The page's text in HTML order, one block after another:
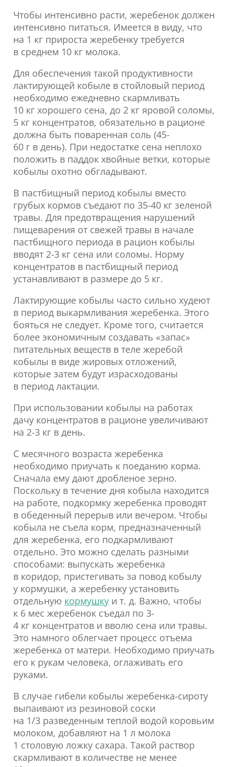
Чтобы интенсивно расти, жеребенок должен
интенсивно питаться. Имеется в виду, что
на 1 кг прироста жеребенку требуется
в среднем 10 кг молока.
Для обеспечения такой продуктивности
лактирующей кобыле в стойловый период
необходимо ежедневно скармливать
10 кг хорошего сена, до 2 кг яровой соломы,
5 кг концентратов, обязательно в рационе
должна быть поваренная соль (45-
60 г в день). При недостатке сена неплохо
положить в паддок хвойные ветки, которые
кобылы охотно обгладывают.
В пастбищный период кобылы вместо
грубых кормов съедают по 35-40 кг зеленой
травы. Для предотвращения нарушений
пищеварения от свежей травы в начале
пастбищного периода в рацион кобылы
вводят 2-3 кг сена или соломы. Норму
концентратов в пастбищный период
устанавливают в размере до 5 кг.
Лактирующие кобылы часто сильно худеют
в период выкармливания жеребенка. Этого
бояться не следует. Кроме того, считается
более экономичным создавать «запас»
питательных веществ в теле жеребой
кобылы в виде жировых отложений,
которые затем будут израсходованы
в период лактации.
При использовании кобылы на работах
дачу концентратов в рационе увеличивают
на 2-3 кг в день.
С месячного возраста жеребенка
необходимо приучать к поеданию корма.
Сначала ему дают дробленое зерно.
Поскольку в течение дня кобыла находится
на работе, подкормку жеребенка проводят
в обеденный перерыв или вечером. Чтобы
кобыла не съела корм, предназначенный
для жеребенка, его подкармливают
отдельно. Это можно сделать разными
способами: выпускать жеребенка
в коридор, пристегивать за повод кобылу
у кормушки, а жеребенку установить
отдельную кормушку и т. д. Важно, чтобы
к 6 мес жеребенок съедал по 3-
4 кг концентратов и вволю сена или травы.
Это намного облегчает процесс отъема
жеребенка от матери. Необходимо приучать
его к рукам человека, оглаживать его
руками.
В случае гибели кобылы жеребенка-сироту
выпаивают из резиновой соски
на 1/3 разведенным теплой водой коровьим
молоком, добавляют на 1 л молока
1 столовую ложку сахара. Такой раствор
скармливают в количестве не менее